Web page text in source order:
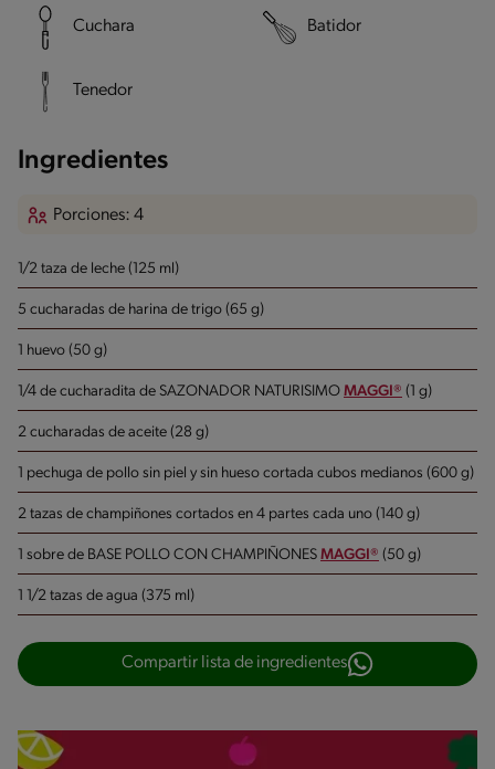
Cuchara Batidor
Tenedor
Ingredientes
Porciones: 4
1/2 taza de leche (125 ml)
5 cucharadas de harina de trigo (65 g)
1 huevo (50 g)
1/4 de cucharadita de SAZONADOR NATURISIMO MAGGI® (1 g)
2 cucharadas de aceite (28 g)
1 pechuga de pollo sin piel y sin hueso cortada cubos medianos (600 g)
2 tazas de champiñones cortados en 4 partes cada uno (140 g)
1 sobre de BASE POLLO CON CHAMPIÑONES MAGGI® (50 g)
1 1/2 tazas de agua (375 ml)
Compartir lista de ingredientes